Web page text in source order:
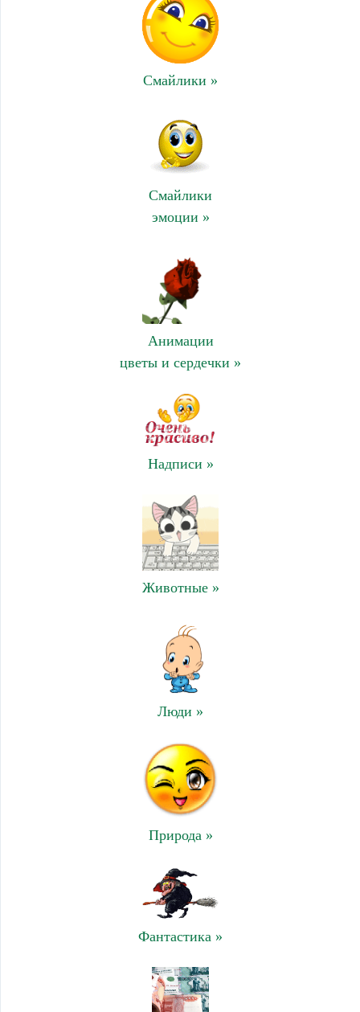
Смайлики »
Смайлики
эмоции »
Анимации
цветы и сердечки »
Надписи »
Животные »
Люди »
Природа »
Фантастика »